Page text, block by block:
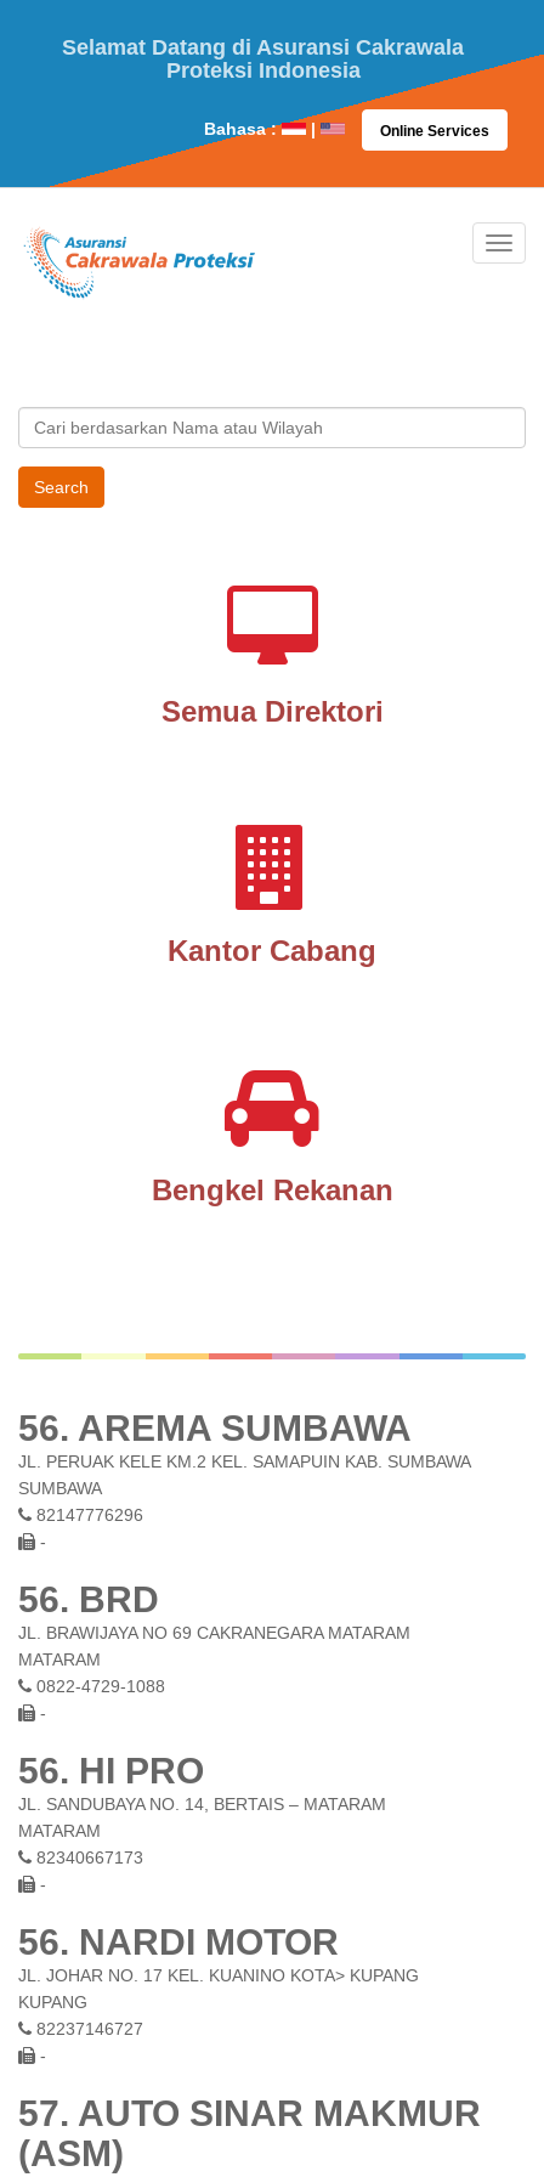
Selamat Datang di Asuransi Cakrawala
Proteksi Indonesia
Bahasa : | Online Services
Semua Direktori
Kantor Cabang
Bengkel Rekanan
56. AREMA SUMBAWA
JL. PERUAK KELE KM.2 KEL. SAMAPUIN KAB. SUMBAWA
SUMBAWA
82147776296
-
56. BRD
JL. BRAWIJAYA NO 69 CAKRANEGARA MATARAM
MATARAM
0822-4729-1088
-
56. HI PRO
JL. SANDUBAYA NO. 14, BERTAIS – MATARAM
MATARAM
82340667173
-
56. NARDI MOTOR
JL. JOHAR NO. 17 KEL. KUANINO KOTA> KUPANG
KUPANG
82237146727
-
57. AUTO SINAR MAKMUR
(ASM)